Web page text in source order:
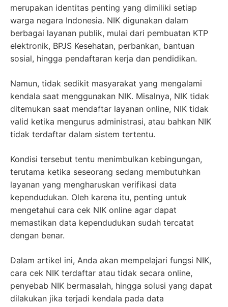
merupakan identitas penting yang dimiliki setiap
warga negara Indonesia. NIK digunakan dalam
berbagai layanan publik, mulai dari pembuatan KTP
elektronik, BPJS Kesehatan, perbankan, bantuan
sosial, hingga pendaftaran kerja dan pendidikan.
Namun, tidak sedikit masyarakat yang mengalami
kendala saat menggunakan NIK. Misalnya, NIK tidak
ditemukan saat mendaftar layanan online, NIK tidak
valid ketika mengurus administrasi, atau bahkan NIK
tidak terdaftar dalam sistem tertentu.
Kondisi tersebut tentu menimbulkan kebingungan,
terutama ketika seseorang sedang membutuhkan
layanan yang mengharuskan verifikasi data
kependudukan. Oleh karena itu, penting untuk
mengetahui cara cek NIK online agar dapat
memastikan data kependudukan sudah tercatat
dengan benar.
Dalam artikel ini, Anda akan mempelajari fungsi NIK,
cara cek NIK terdaftar atau tidak secara online,
penyebab NIK bermasalah, hingga solusi yang dapat
dilakukan jika terjadi kendala pada data